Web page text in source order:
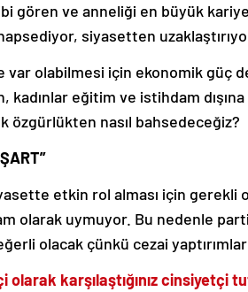
gören ve anneliği en büyük
siyasetten
var olabilmesi için ekonomik güç
kadınlar eğitim ve istihdam
özgürlükten nasıl bahsedeceğiz?
etkin rol alması için
olarak uymuyor. Bu nedenle
olacak çünkü cezai
olarak karşılaştığınız cinsiyetçi